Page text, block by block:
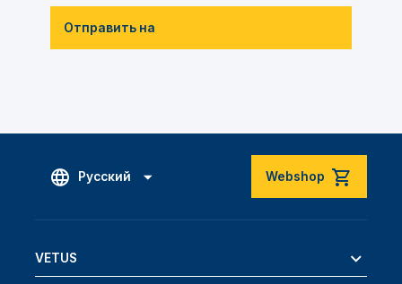
Отправить на
Русский Webshop
VETUS